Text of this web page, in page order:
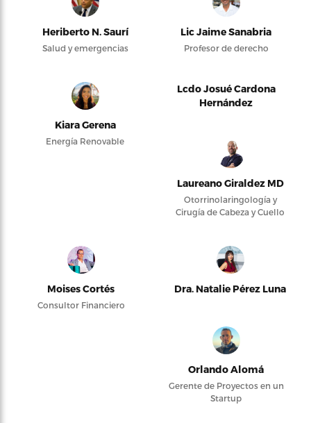
Heriberto N. Saurí
Salud y emergencias
Lic Jaime Sanabria
Profesor de derecho
Kiara Gerena
Energía Renovable
Lcdo Josué Cardona
Hernández
Laureano Giraldez MD
Otorrinolaringología y
Cirugía de Cabeza y Cuello
Moises Cortés
Consultor Financiero
Dra. Natalie Pérez Luna
Orlando Alomá
Gerente de Proyectos en un
Startup